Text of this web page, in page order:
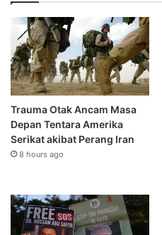
Trauma Otak Ancam Masa
Depan Tentara Amerika
Serikat akibat Perang Iran
8 hours ago